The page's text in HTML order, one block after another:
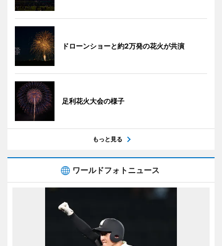
ドローンショーと約2万発の花火が共演
足利花火大会の様子
もっと見る
ワールドフォトニュース